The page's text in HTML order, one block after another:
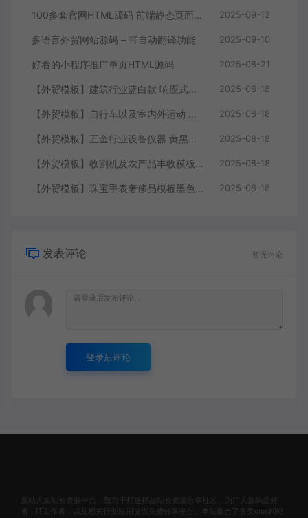
100多套官网HTML源码 前端静态页面源码 2025-09-12
多语言外贸网站源码 – 带自动翻译功能 2025-09-10
好看的小程序推广单页HTML源码 2025-08-21
【外贸模板】建筑行业蓝白款 响应式模板静态html文件 2025-08-18
【外贸模板】自行车以及室内外运动 黑灰 响应式模板静态html文件 2025-08-18
【外贸模板】五金行业设备仪器 黄黑款 响应式模板静态html文件 2025-08-18
【外贸模板】收割机及农产品丰收模板 绿色 响应式模板静态html文件 2025-08-18
【外贸模板】珠宝手表奢侈品模板黑色 响应式模板静态html文件 2025-08-18
发表评论 暂无评论
登录后评论
源站大集站长资源平台，致力于打造精品站长资源分享社区，为广大源码爱好
者，IT工作者，以及相关行业应用提供免费分享平台。本站集合了各类cms网站